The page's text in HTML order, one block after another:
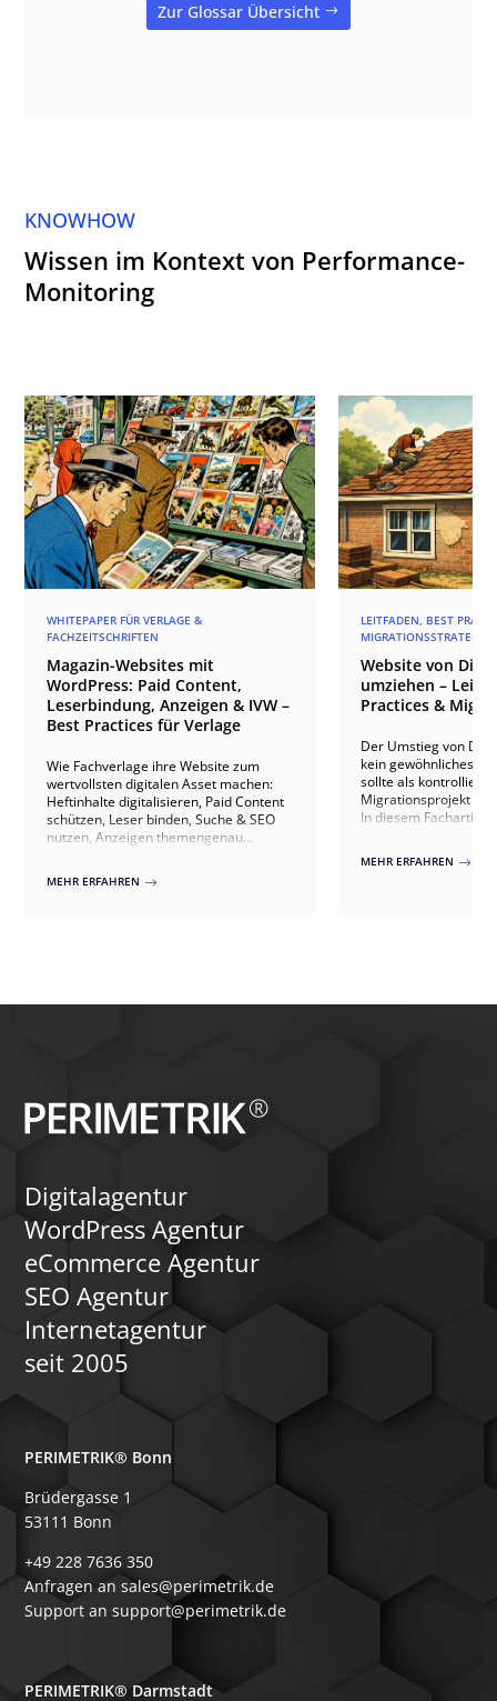
Zur Glossar Übersicht
KNOWHOW
Wissen im Kontext von Performance-
Monitoring
WHITEPAPER FÜR VERLAGE &
FACHZEITSCHRIFTEN
Magazin-Websites mit
WordPress: Paid Content,
Leserbindung, Anzeigen & IVW –
Best Practices für Verlage
Wie Fachverlage ihre Website zum
wertvollsten digitalen Asset machen:
Heftinhalte digitalisieren, Paid Content
schützen, Leser binden, Suche & SEO
nutzen, Anzeigen themengenau
20+ Verlagsprojekten.
MEHR ERFAHREN $
LEITFADEN, BEST
MIGRATIONSSTRATEGIE
Website von Divi
umziehen –
Practices &
Der Umstieg von Divi
kein gewöhnliches
sollte als
Migrationsprojekt
In diesem Fachartikel
sind, welche Risiken
MEHR ERFAHREN $
Digitalagentur
WordPress Agentur
eCommerce Agentur
SEO Agentur
Internetagentur
seit 2005
PERIMETRIK® Bonn
Brüdergasse 1
53111 Bonn
+49 228 7636 350
Anfragen an sales@perimetrik.de
Support an support@perimetrik.de
PERIMETRIK® Darmstadt